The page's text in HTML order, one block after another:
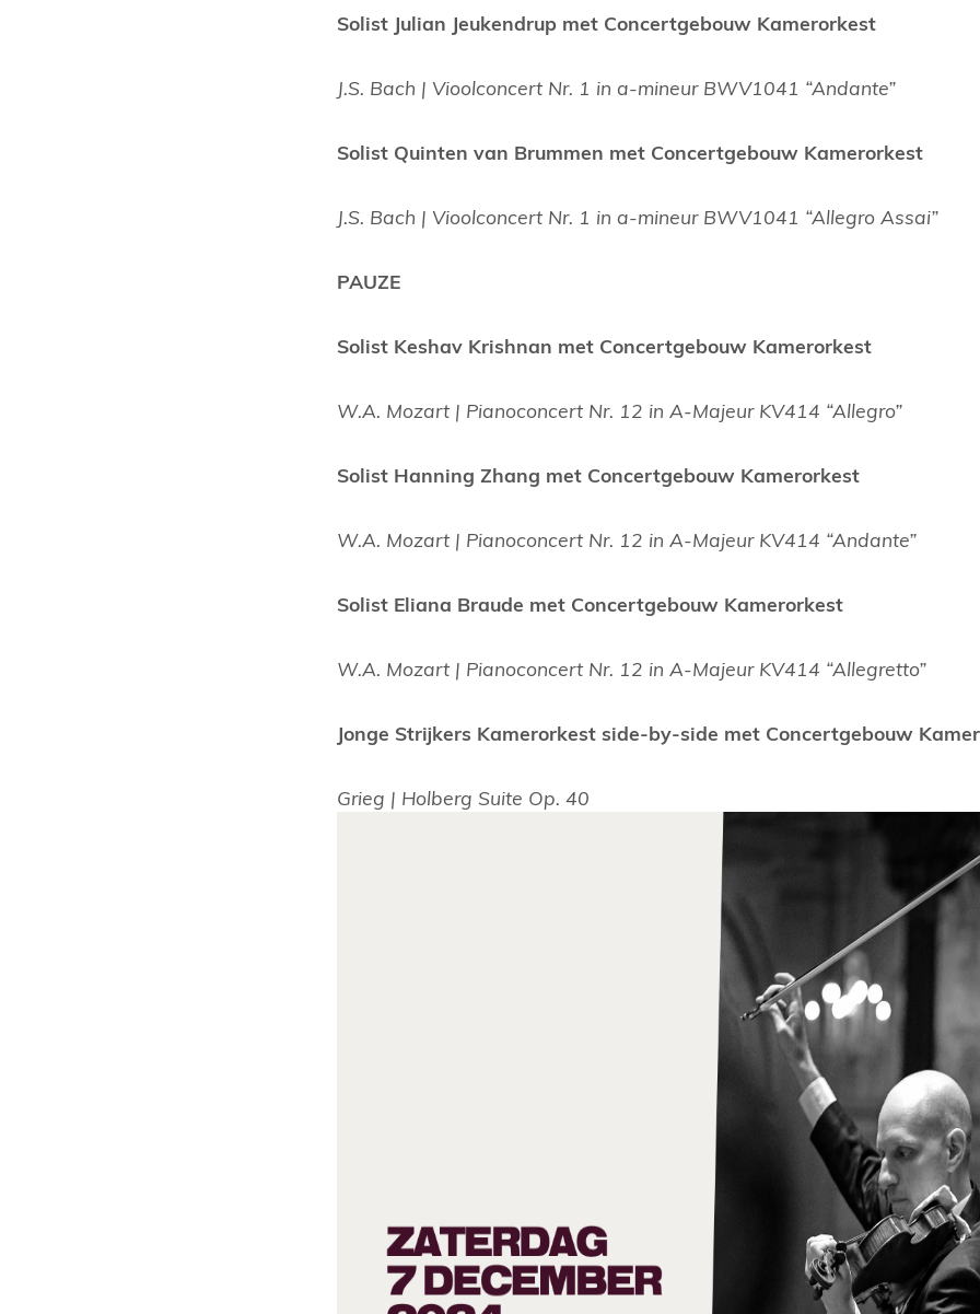
Solist Julian Jeukendrup met Concertgebouw Kamerorkest
J.S. Bach | Vioolconcert Nr. 1 in a-mineur BWV1041 “Andante”
Solist Quinten van Brummen met Concertgebouw Kamerorkest
J.S. Bach | Vioolconcert Nr. 1 in a-mineur BWV1041 “Allegro Assai”
PAUZE
Solist Keshav Krishnan met Concertgebouw Kamerorkest
W.A. Mozart | Pianoconcert Nr. 12 in A-Majeur KV414 “Allegro”
Solist Hanning Zhang met Concertgebouw Kamerorkest
W.A. Mozart | Pianoconcert Nr. 12 in A-Majeur KV414 “Andante”
Solist Eliana Braude met Concertgebouw Kamerorkest
W.A. Mozart | Pianoconcert Nr. 12 in A-Majeur KV414 “Allegretto”
Jonge Strijkers Kamerorkest side-by-side met Concertgebouw
Grieg | Holberg Suite Op. 40